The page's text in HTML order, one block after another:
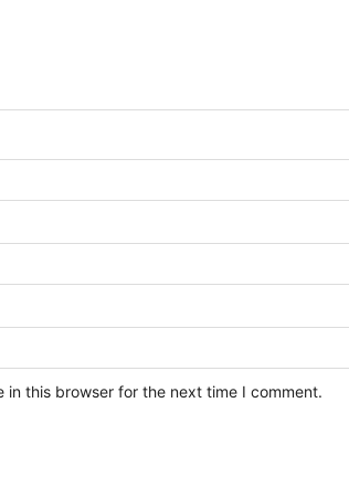
in this browser for the next time I comment.